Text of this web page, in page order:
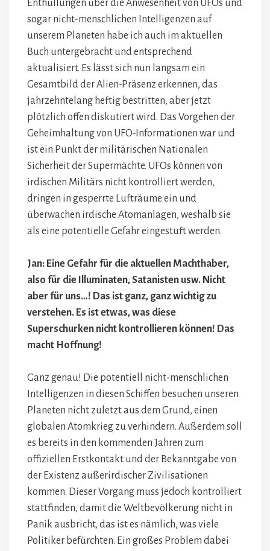
Enthüllungen über die Anwesenheit von UFOs und
sogar nicht-menschlichen Intelligenzen auf
unserem Planeten habe ich auch im aktuellen
Buch untergebracht und entsprechend
aktualisiert. Es lässt sich nun langsam ein
Gesamtbild der Alien-Präsenz erkennen, das
jahrzehntelang heftig bestritten, aber jetzt
plötzlich offen diskutiert wird. Das Vorgehen der
Geheimhaltung von UFO-Informationen war und
ist ein Punkt der militärischen Nationalen
Sicherheit der Supermächte. UFOs können von
irdischen Militärs nicht kontrolliert werden,
dringen in gesperrte Lufträume ein und
überwachen irdische Atomanlagen, weshalb sie
als eine potentielle Gefahr eingestuft werden.
Jan: Eine Gefahr für die aktuellen Machthaber,
also für die Illuminaten, Satanisten usw. Nicht
aber für uns…! Das ist ganz, ganz wichtig zu
verstehen. Es ist etwas, was diese
Superschurken nicht kontrollieren können! Das
macht Hoffnung!
Ganz genau! Die potentiell nicht-menschlichen
Intelligenzen in diesen Schiffen besuchen unseren
Planeten nicht zuletzt aus dem Grund, einen
globalen Atomkrieg zu verhindern. Außerdem soll
es bereits in den kommenden Jahren zum
offiziellen Erstkontakt und der Bekanntgabe von
der Existenz außerirdischer Zivilisationen
kommen. Dieser Vorgang muss jedoch kontrolliert
stattfinden, damit die Weltbevölkerung nicht in
Panik ausbricht, das ist es nämlich, was viele
Politiker befürchten. Ein großes Problem dabei